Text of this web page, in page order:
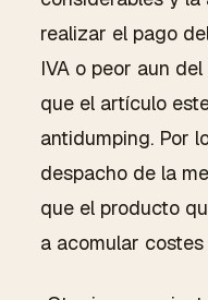
realizar el pago
IVA o peor aun del
que el artículo
antidumping. Por
despacho de la
que el producto
a acomular